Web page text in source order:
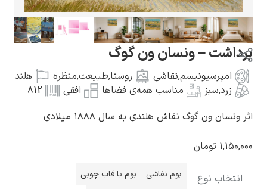
گوستاو کلیمت
– ونسان ون گوگ
,نقاشی روستا,طبیعت,منظره
هلند
مناسب همه‌ی فضاها افقی
812
گوگ نقاش هلندی به سال ۱۸۸۸ میلادی
تومان
بوم نقاشی
بوم با قاب چوبی